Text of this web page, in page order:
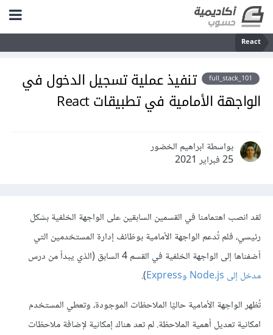
React
full_stack_101
تنفيذ عملية تسجيل الدخول في
الواجهة الأمامية في تطبيقات React
بواسطة ابراهيم الخضور
25 فبراير 2021
لقد انصب اهتمامنا في القسمين السابقين على الواجهة الخلفية بشكل
رئيسي، فلم تُدعم الواجهة الأمامية بوظائف إدارة المستخدمين التي
أضفناها إلى الواجهة الخلفية في القسم 4 السابق (الذي يبدأ من درس
مدخل إلى Node.js وExpress
).
تُظهر الواجهة الأمامية حاليًا الملاحظات الموجودة، وتعطي المستخدم
امكانية تعديل أهمية الملاحظة. لم تعد هناك إمكانية لإضافة ملاحظات